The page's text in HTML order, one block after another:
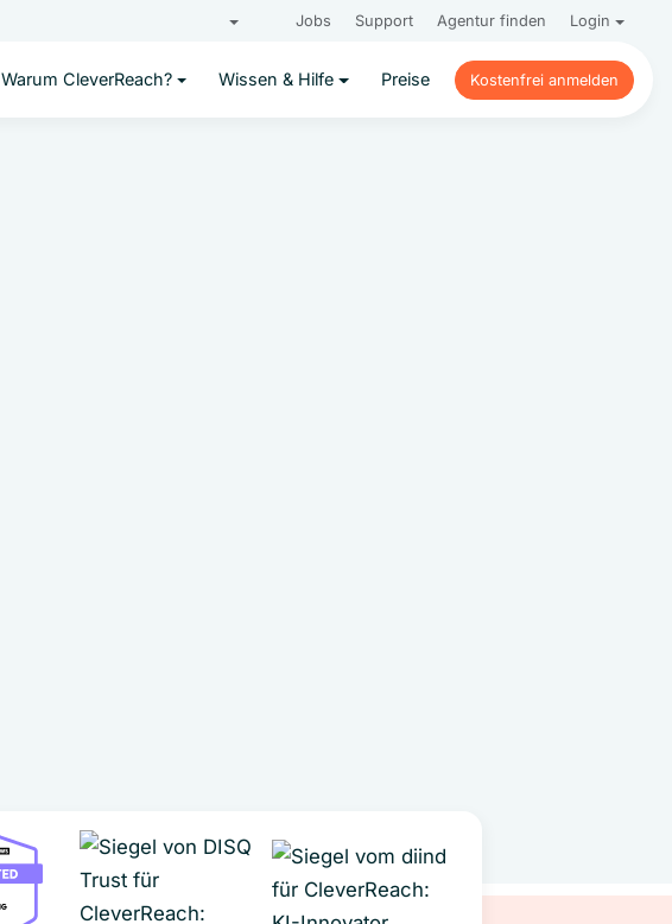
Jobs Support Agentur finden Login
Warum CleverReach? Wissen & Hilfe Preise
Kostenfrei anmelden
Kostenfrei anmelden